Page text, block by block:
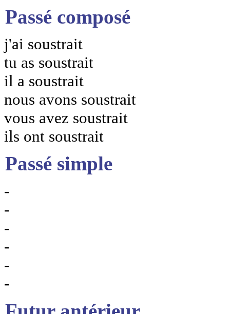
Passé composé
j'ai soustrait
tu as soustrait
il a soustrait
nous avons soustrait
vous avez soustrait
ils ont soustrait
Passé simple
-
-
-
-
-
-